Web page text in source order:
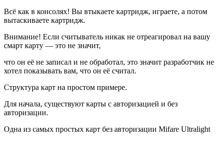
Всё как в консолях! Вы втыкаете картридж, играете, а потом
вытаскиваете картридж.
Внимание! Если считыватель никак не отреагировал на вашу
смарт карту — это не значит,
что он её не записал и не обработал, это значит разработчик не
хотел показывать вам, что он её считал.
Структура карт на простом примере.
Для начала, существуют карты с авторизацией и без
авторизации.
Одна из самых простых карт без авторизации Mifare Ultralight